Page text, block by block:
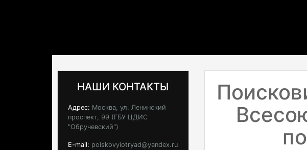
НАШИ КОНТАКТЫ
Адрес: Москва, ул. Ленинский
проспект, 99 (ГБУ ЦДИС
"Обручевский")
E-mail: poiskovyiotryad@yandex.ru